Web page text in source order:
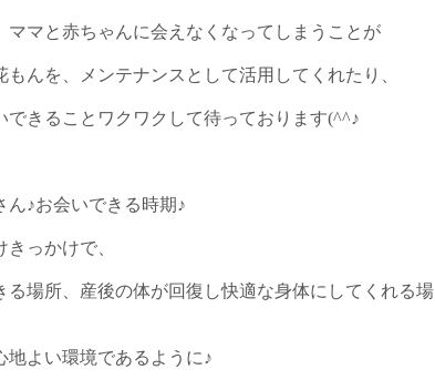
ママと赤ちゃんに会えなくなってしまうことが
んを、メンテナンスとして活用してくれたり、
できることワクワクして待っております(^^♪
ん♪お会いできる時期♪
っかけで、
る場所、産後の体が回復し快適な身体にしてくれる場
地よい環境であるように♪